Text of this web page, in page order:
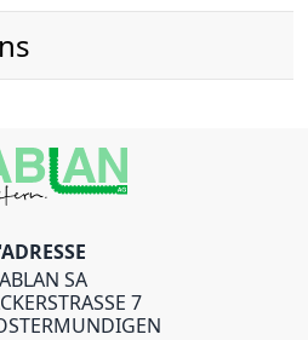
SA
7